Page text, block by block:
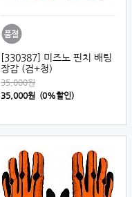
[330387] 미즈노 핀치 배팅
장갑 (검+청)
35,000원
35,000원 (0%할인)